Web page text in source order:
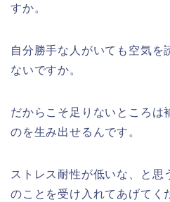
すか。
自分勝手な人がいても空気を
ないですか。
だからこそ足りないところは
のを生み出せるんです。
ストレス耐性が低いな、と思
のことを受け入れてあげてく